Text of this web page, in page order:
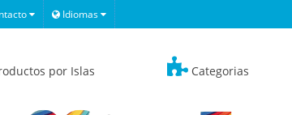
Idiomas
por Islas Categorias